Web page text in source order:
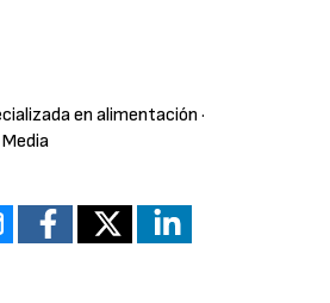
en alimentación ·